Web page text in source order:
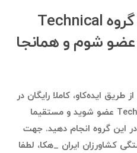
آیا می‌توانم در این گروه Technical
Question Answer عضو شوم و همانجا
طریق ایده‌کاو، کاملا رایگان در
گروه Technical Question Answer عضو شوید و مستقیما
این گروه انجام دهید. جهت
کشاورزان ایران _هکا، لطفا